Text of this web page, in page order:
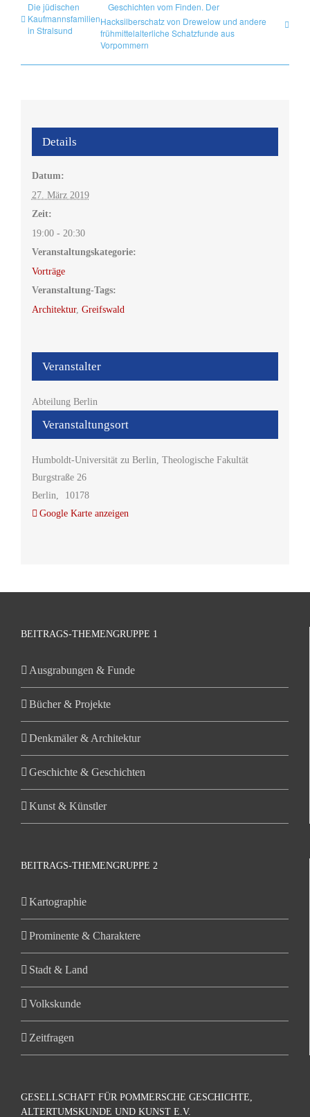
Die jüdischen
Kaufmannsfamilien
in Stralsund
Geschichten vom Finden. Der
Hacksilberschatz von Drewelow und andere
frühmittelalterliche Schatzfunde aus
Vorpommern
Details
Datum:
27. März 2019
Zeit:
19:00 - 20:30
Veranstaltungskategorie:
Vorträge
Veranstaltung-Tags:
Architektur, Greifswald
Veranstaltungsort
Humboldt-Universität zu Berlin, Theologische Fakultät
Burgstraße 26
Berlin
10178
Google Karte anzeigen
Veranstalter
Abteilung Berlin
BEITRAGS-THEMENGRUPPE 1
Ausgrabungen & Funde
Bücher & Projekte
Denkmäler & Architektur
Geschichte & Geschichten
Kunst & Künstler
BEITRAGS-THEMENGRUPPE 2
Kartographie
Prominente & Charaktere
Stadt & Land
Volkskunde
Zeitfragen
GESELLSCHAFT FÜR POMMERSCHE GESCHICHTE,
ALTERTUMSKUNDE UND KUNST E.V.